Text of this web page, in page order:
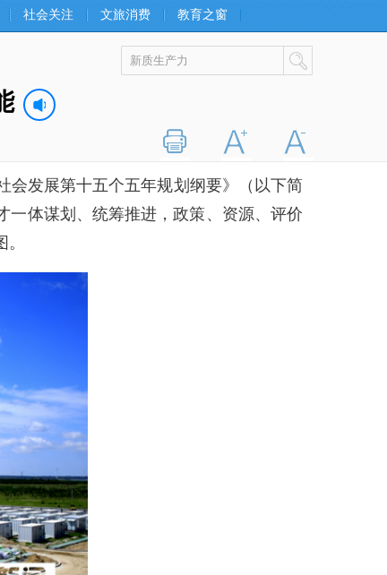
社会关注 文旅消费 教育之窗
发展第十五个五年规划纲要》（以下简
一体谋划、统筹推进，政策、资源、评价